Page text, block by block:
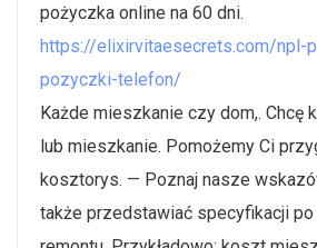
pożyczka online na 60 dni.
https://elixirvitaesecrets.com/npl-
pozyczki-telefon/
Każde mieszkanie czy dom,. Chcę
lub mieszkanie. Pomożemy Ci
kosztorys. — Poznaj nasze
także przedstawiać specyfikacji